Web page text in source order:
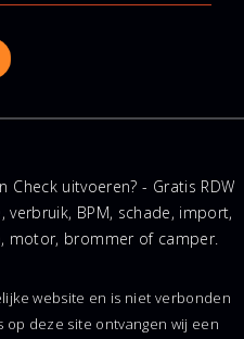
Check uitvoeren? - Gratis RDW
BPM, schade, import,
motor, brommer of camper.
website en is niet verbonden
op deze site ontvangen wij een